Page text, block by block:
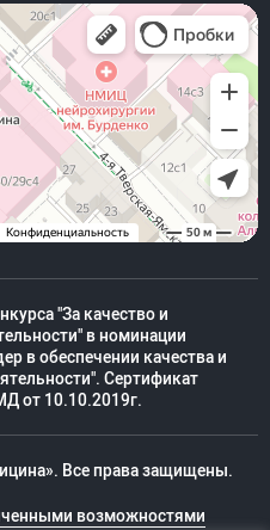
"За качество и
в номинации
в обеспечении качества и
Сертификат
от 10.10.2019г.
Все права защищены.
возможностями